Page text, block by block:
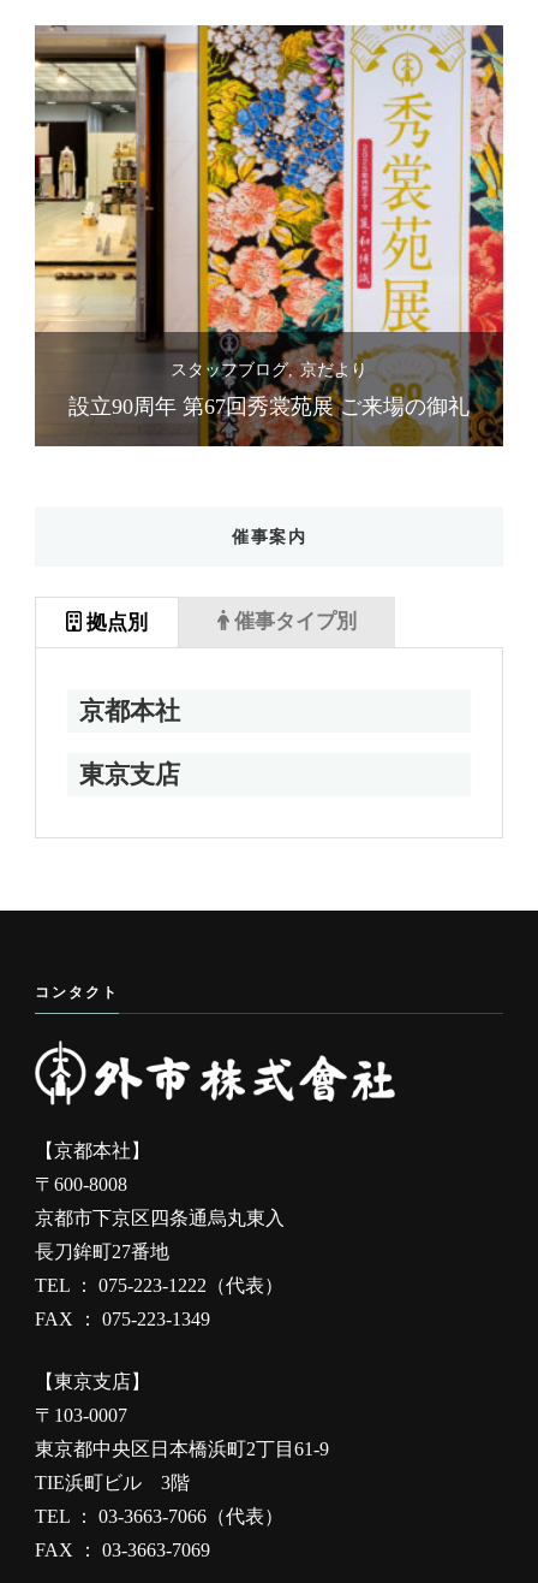
スタッフブログ 京だより
設立90周年 第67回秀裳苑展 ご来場の御礼
催事案内
拠点別
京都本社
東京支店
催事タイプ別
コンタクト
【京都本社】
〒600-8008
京都市下京区四条通烏丸東入
長刀鉾町27番地
TEL ： 075-223-1222（代表）
FAX ： 075-223-1349
【東京支店】
〒103-0007
東京都中央区日本橋浜町2丁目61-9
TIE浜町ビル 3階
TEL ： 03-3663-7066（代表）
FAX ： 03-3663-7069